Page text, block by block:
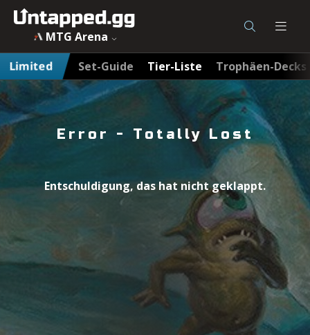
MTG Arena
Limited
Set-Guide Tier-Liste Trophäen-Decks
Error - Totally Lost
Entschuldigung, das hat nicht geklappt.